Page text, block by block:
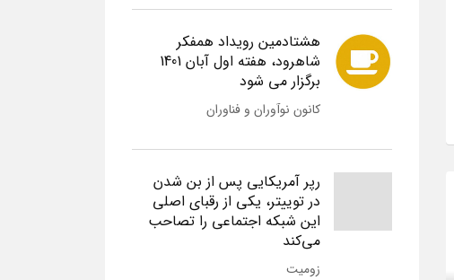
هشتادمین رویداد همفکر
شاهرود، هفته اول آبان 1401
برگزار می شود
کانون نوآوران و فناوران
رپر آمریکایی پس از بن شدن
در توییتر، یکی از رقبای اصلی
این شبکه اجتماعی را تصاحب
می‌کند
زومیت